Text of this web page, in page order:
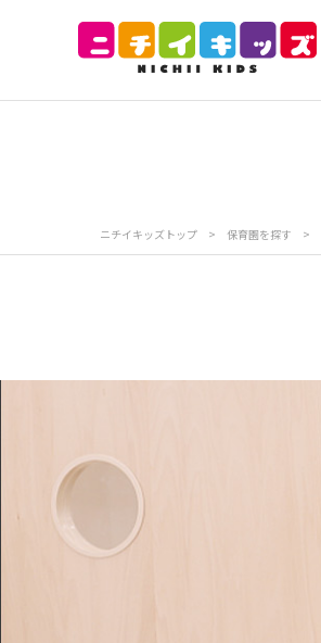
写真販売サービス
ニチイキッズトップ > 保育園を探す >